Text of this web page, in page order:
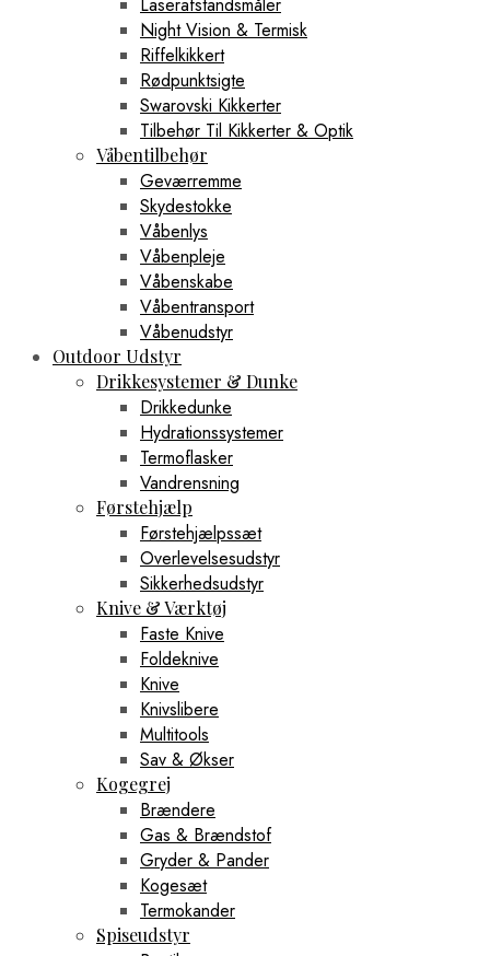
Night Vision & Termisk
Riffelkikkert
Rødpunktsigte
Swarovski Kikkerter
Tilbehør Til Kikkerter & Optik
Våbentilbehør
Geværremme
Skydestokke
Våbenlys
Våbenpleje
Våbenskabe
Våbentransport
Våbenudstyr
Outdoor Udstyr
Drikkesystemer & Dunke
Drikkedunke
Hydrationssystemer
Termoflasker
Vandrensning
Førstehjælp
Førstehjælpssæt
Overlevelsesudstyr
Sikkerhedsudstyr
Knive & Værktøj
Faste Knive
Foldeknive
Knive
Knivslibere
Multitools
Sav & Økser
Kogegrej
Brændere
Gas & Brændstof
Gryder & Pander
Kogesæt
Termokander
Spiseudstyr